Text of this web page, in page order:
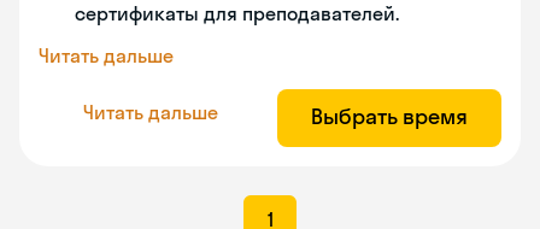
сертификаты для преподавателей.
Читать дальше
Читать дальше Выбрать время
1